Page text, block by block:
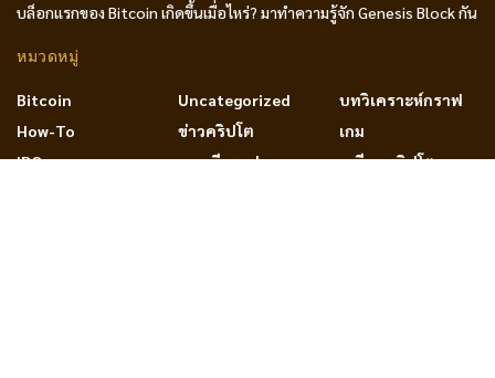
บล็อกแรกของ Bitcoin เกิดขึ้นเมื่อไหร่? มาทำความรู้จัก Genesis Block กัน
หมวดหมู่
Bitcoin
How-To
IDO
Uncategorized
ข่าวคริปโต
ทฤษฎีกราฟ
บทวิเคราะห์กราฟ
เกม
เหรียญคริปโต